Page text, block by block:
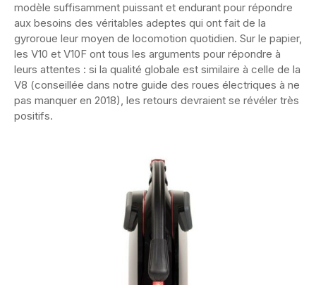
modèle suffisamment puissant et endurant pour répondre
aux besoins des véritables adeptes qui ont fait de la
gyroroue leur moyen de locomotion quotidien. Sur le papier,
les V10 et V10F ont tous les arguments pour répondre à
leurs attentes : si la qualité globale est similaire à celle de la
V8 (conseillée dans notre guide des roues électriques à ne
pas manquer en 2018), les retours devraient se révéler très
positifs.